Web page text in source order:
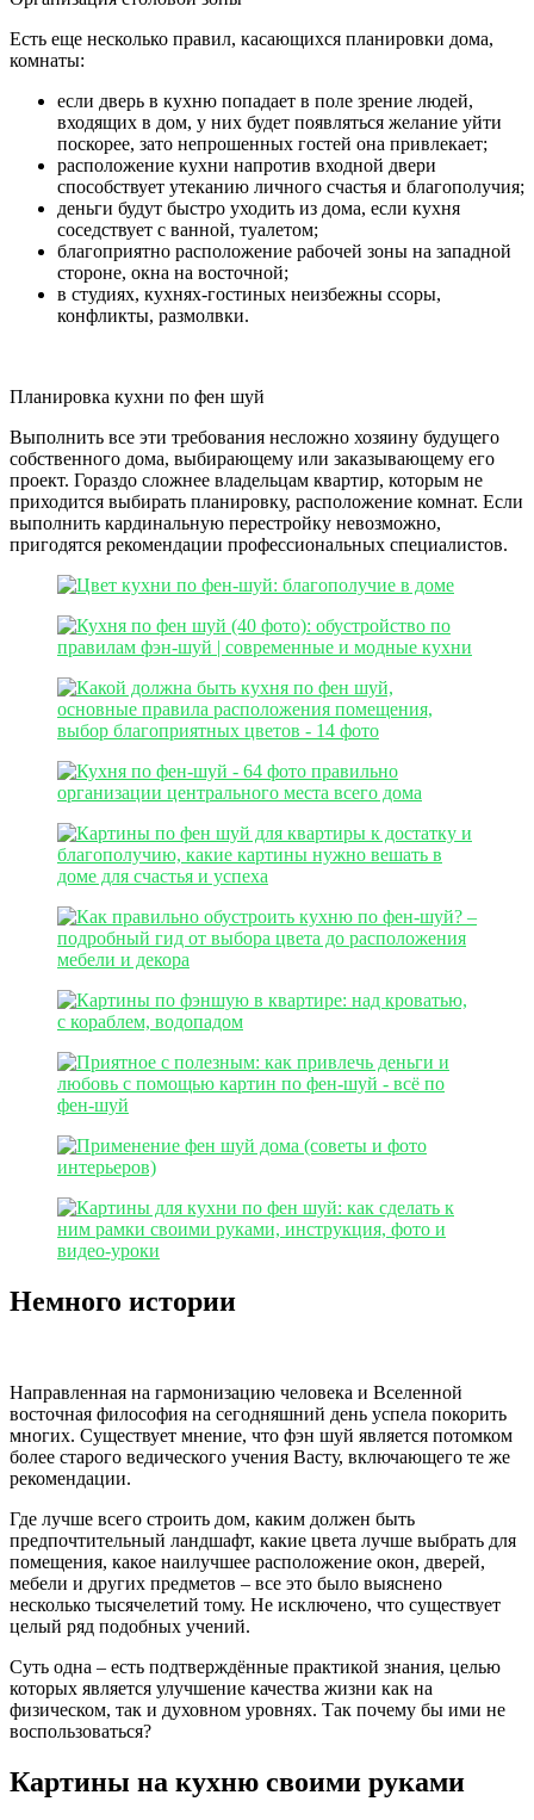
Есть еще несколько правил, касающихся планировки дома,
комнаты:
если дверь в кухню попадает в поле зрение людей,
входящих в дом, у них будет появляться желание уйти
поскорее, зато непрошенных гостей она привлекает;
расположение кухни напротив входной двери
способствует утеканию личного счастья и благополучия;
деньги будут быстро уходить из дома, если кухня
соседствует с ванной, туалетом;
благоприятно расположение рабочей зоны на западной
стороне, окна на восточной;
в студиях, кухнях-гостиных неизбежны ссоры,
конфликты, размолвки.
Планировка кухни по фен шуй
Выполнить все эти требования несложно хозяину будущего
собственного дома, выбирающему или заказывающему его
проект. Гораздо сложнее владельцам квартир, которым не
приходится выбирать планировку, расположение комнат. Если
выполнить кардинальную перестройку невозможно,
пригодятся рекомендации профессиональных специалистов.
Немного истории
Направленная на гармонизацию человека и Вселенной
восточная философия на сегодняшний день успела покорить
многих. Существует мнение, что фэн шуй является потомком
более старого ведического учения Васту, включающего те же
рекомендации.
Где лучше всего строить дом, каким должен быть
предпочтительный ландшафт, какие цвета лучше выбрать для
помещения, какое наилучшее расположение окон, дверей,
мебели и других предметов – все это было выяснено
несколько тысячелетий тому. Не исключено, что существует
целый ряд подобных учений.
Суть одна – есть подтверждённые практикой знания, целью
которых является улучшение качества жизни как на
физическом, так и духовном уровнях. Так почему бы ими не
воспользоваться?
Картины на кухню своими руками